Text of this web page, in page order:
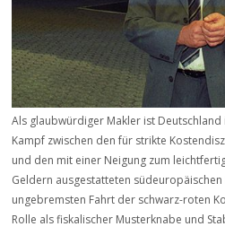
Als glaubwürdiger Makler ist
Kampf zwischen den für strikte
und den mit einer Neigung zum
Geldern ausgestatteten
ungebremsten Fahrt der schwarz-roten
Rolle als fiskalischer Musterknabe und